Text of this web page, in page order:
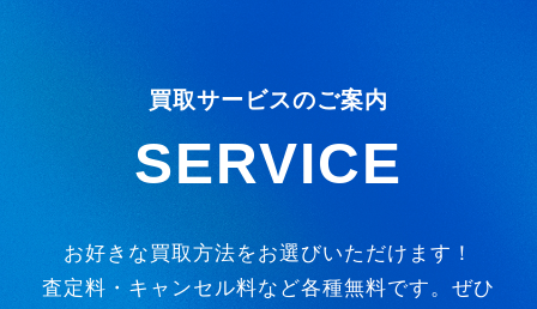
買取サービスのご案内
SERVICE
お好きな買取方法をお選びいただけます！
査定料・キャンセル料など各種無料です。ぜひ